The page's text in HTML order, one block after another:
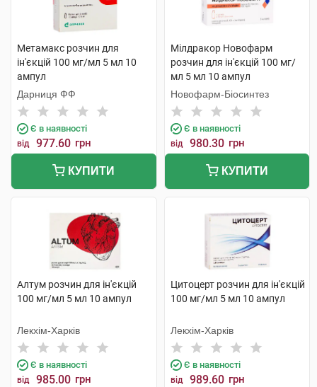
Метамакс розчин для
ін'єкцій 100 мг/мл 5 мл 10
ампул
Дарниця ФФ
Є в наявності
від 977.60 грн
КУПИТИ
Мілдракор Новофарм
розчин для ін'єкцій 100 мг/
мл 5 мл 10 ампул
Новофарм-Біосинтез
Є в наявності
від 980.30 грн
КУПИТИ
Алтум розчин для ін'єкцій
100 мг/мл 5 мл 10 ампул
Лекхім-Харків
Є в наявності
від 985.00 грн
Цитоцерт розчин для ін'єкцій
100 мг/мл 5 мл 10 ампул
Лекхім-Харків
Є в наявності
від 989.60 грн